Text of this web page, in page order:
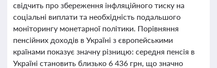
свідчить про збереження інфляційного тиску на
соціальні виплати та необхідність подальшого
моніторингу монетарної політики. Порівняння
пенсійних доходів в Україні з європейськими
країнами показує значну різницю: середня пенсія в
Україні становить близько 6 436 грн, що значно